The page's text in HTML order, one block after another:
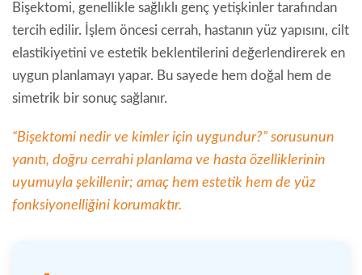
Bişektomi, genellikle sağlıklı genç yetişkinler tarafından
tercih edilir. İşlem öncesi cerrah, hastanın yüz yapısını, cilt
elastikiyetini ve estetik beklentilerini değerlendirerek en
uygun planlamayı yapar. Bu sayede hem doğal hem de
simetrik bir sonuç sağlanır.
“Bişektomi nedir ve kimler için uygundur?” sorusunun
yanıtı, doğru cerrahi planlama ve hasta özelliklerinin
uyumuyla şekillenir; amaç hem estetik hem de yüz
fonksiyonelliğini korumaktır.